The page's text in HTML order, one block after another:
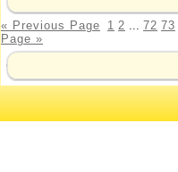
« Previous Page 1 2 ... 72 73
Page »